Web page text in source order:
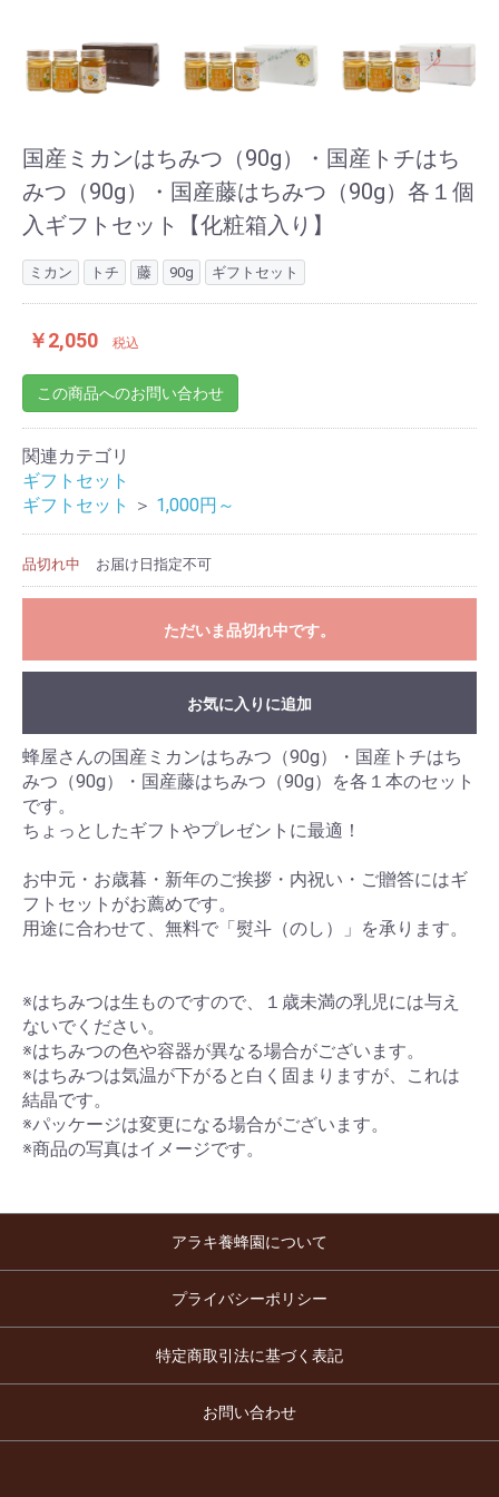
国産ミカンはちみつ（90g）・国産トチはち
みつ（90g）・国産藤はちみつ（90g）各１個
入ギフトセット【化粧箱入り】
ミカン トチ 藤 90g ギフトセット
￥2,050 税込
この商品へのお問い合わせ
関連カテゴリ
ギフトセット
ギフトセット
＞ 1,000円～
品切れ中 お届け日指定不可
ただいま品切れ中です。
お買い物を続ける カートへ進む
お気に入りに追加
蜂屋さんの国産ミカンはちみつ（90g）・国産トチはち
みつ（90g）・国産藤はちみつ（90g）を各１本のセット
です。
ちょっとしたギフトやプレゼントに最適！
お中元・お歳暮・新年のご挨拶・内祝い・ご贈答にはギ
フトセットがお薦めです。
用途に合わせて、無料で「熨斗（のし）」を承ります。
※はちみつは生ものですので、１歳未満の乳児には与え
ないでください。
※はちみつの色や容器が異なる場合がございます。
※はちみつは気温が下がると白く固まりますが、これは
結晶です。
※パッケージは変更になる場合がございます。
※商品の写真はイメージです。
アラキ養蜂園について
プライバシーポリシー
特定商取引法に基づく表記
お問い合わせ